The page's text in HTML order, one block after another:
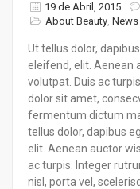
19 de Abril, 2015
About Beauty ,News
Ut tellus dolor,
eleifend, elit. Aenean
volutpat. Duis ac
dolor sit amet,
fermentum dictum
tellus dolor, dapibus
elit. Aenean auctor
ac turpis. Integer
nisl, porta vel,